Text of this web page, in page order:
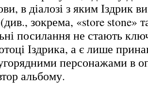
в діалозі з яким Іздрик
зокрема, «store stone»
посилання не стають
Іздрика, а є лише
персонажами в
альбому.